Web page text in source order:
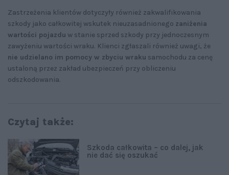
Zastrzeżenia klientów dotyczyły również zakwalifikowania
szkody jako całkowitej wskutek nieuzasadnionego zaniżenia
wartości pojazdu w stanie sprzed szkody przy jednoczesnym
zawyżeniu wartości wraku. Klienci zgłaszali również uwagi, że
nie udzielano im pomocy w zbyciu wraku samochodu za cenę
ustaloną przez zakład ubezpieczeń przy obliczeniu
odszkodowania.
Czytaj także:
Szkoda całkowita – co dalej, jak
nie dać się oszukać